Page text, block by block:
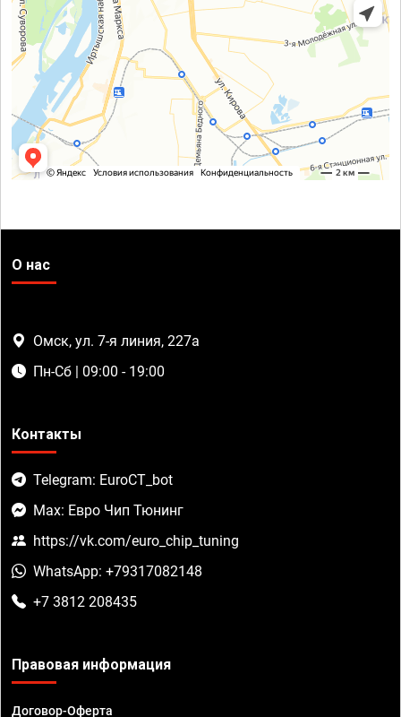
О нас
Омск, ул. 7-я линия, 227а
Пн-Сб | 09:00 - 19:00
Контакты
Telegram: EuroCT_bot
Max: Евро Чип Тюнинг
https://vk.com/euro_chip_tuning
WhatsApp: +79317082148
+7 3812 208435
Правовая информация
Договор-Оферта